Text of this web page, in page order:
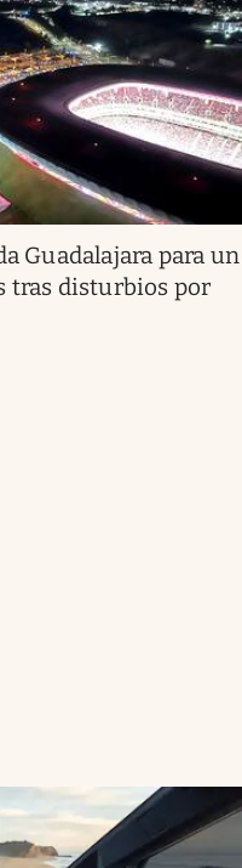
Guadalajara para un
tras disturbios por